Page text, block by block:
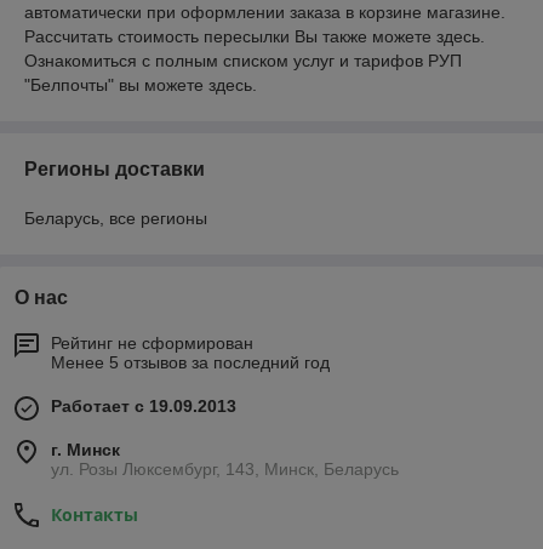
автоматически при оформлении заказа в корзине магазине.
Рассчитать стоимость пересылки Вы также можете здесь.
Ознакомиться с полным списком услуг и тарифов РУП
"Белпочты" вы можете здесь.
Регионы доставки
Беларусь, все регионы
О нас
Рейтинг не сформирован
Менее 5 отзывов за последний год
Работает с 19.09.2013
г. Минск
ул. Розы Люксембург, 143, Минск, Беларусь
Контакты